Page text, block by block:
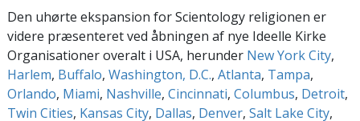
Den uhørte ekspansion for Scientology religionen er
videre præsenteret ved åbningen af nye Ideelle Kirke
Organisationer overalt i USA, herunder New York City,
Harlem, Buffalo, Washington, D.C., Atlanta, Tampa,
Orlando, Miami, Nashville, Cincinnati, Columbus, Detroit,
Twin Cities, Kansas City, Dallas, Denver, Salt Lake City,